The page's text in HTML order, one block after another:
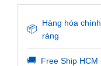
📦
Hàng hóa
ràng
🚚 Free Ship